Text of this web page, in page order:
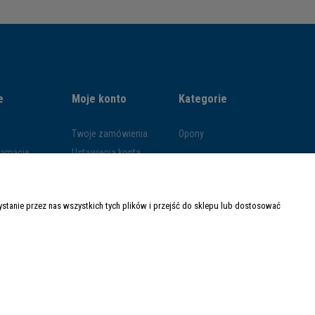
dostawy
Moje konto
Twoje zamówienia
Ustawienia konta
Kategorie
Opony
przez nas wszystkich tych plików i przejść do sklepu lub dostosować